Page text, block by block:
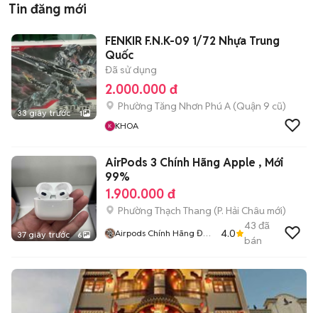
Tin đăng mới
33 giây trước 1
FENKIR F.N.K-09 1/72 Nhựa Trung
Quốc
Đã sử dụng
2.000.000 đ
Phường Tăng Nhơn Phú A (Quận 9 cũ)
KHOA
37 giây trước 6
AirPods 3 Chính Hãng Apple , Mới
99%
1.900.000 đ
Phường Thạch Thang (P. Hải Châu mới)
Airpods Chính Hãng Đà
4.0
43 đã
bán